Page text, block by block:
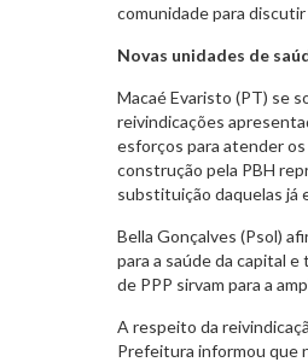
comunidade para
Novas unidades de
Macaé Evaristo (PT) se
reivindicações
esforços para atender
construção pela PBH
substituição daquelas já
Bella Gonçalves (Psol)
para a saúde da capital
de PPP sirvam para a
A respeito da
Prefeitura informou que